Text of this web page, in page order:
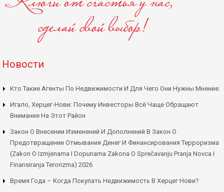
Новости
Кто Такие Агенты По Недвижимости И Для Чего Они Нужны Мнение:
Игало, Херцег-Нови: Почему Инвесторы Всё Чаще Обращают
Внимание На Этот Район
Закон О Внесении Изменений И Дополнений В Закон О
Предотвращении Отмывания Денег И Финансирования Терроризма
(Zakon O Izmjenama I Dopunama Zakona O Sprečavanju Pranja Novca I
Finansiranja Terorizma) 2026
Время Года – Когда Покупать Недвижимость В Херцег Нови?